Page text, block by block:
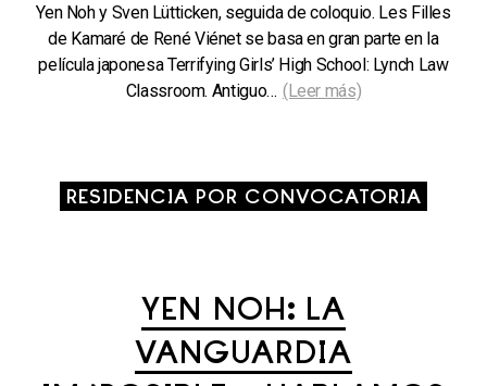
Yen Noh y Sven Lütticken, seguida de coloquio. Les Filles
de Kamaré de René Viénet se basa en gran parte en la
película japonesa Terrifying Girls’ High School: Lynch Law
Classroom. Antiguo… (Leer más)
RESIDENCIA POR CONVOCATORIA
YEN NOH: LA
VANGUARDIA